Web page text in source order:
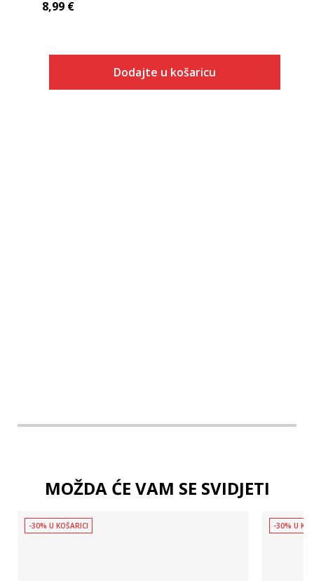
8,99 €
Dodajte u košaricu
MOŽDA ĆE VAM SE SVIDJETI
-30% U KOŠARICI -30% U